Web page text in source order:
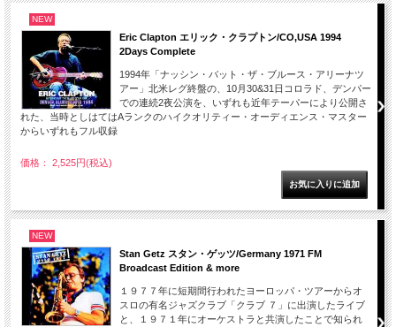
NEW
Eric Clapton エリック・クラプトン/CO,USA 1994
2Days Complete
1994年「ナッシン・バット・ザ・ブルース・アリーナツ
アー」北米レグ終盤の、10月30&31日コロラド、デンパー
での連続2夜公演を、いずれも近年テーパーにより公開さ
れた、当時としはてはAランクのハイクオリティー・オーディエンス・マスター
からいずれもフル収録
価格： 2,525円(税込)
NEW
Stan Getz スタン・ゲッツ/Germany 1971 FM
Broadcast Edition & more
１９７７年に短期間行われたヨーロッパ・ツアーからオ
スロの有名ジャズクラブ「クラブ ７」に出演したライブ
と、１９７１年にオーケストラと共演したことで知られ